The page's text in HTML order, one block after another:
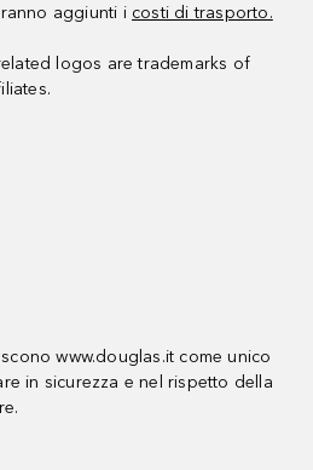
aggiunti i costi di trasporto.
logos are trademarks of
www.douglas.it come unico
in sicurezza e nel rispetto della